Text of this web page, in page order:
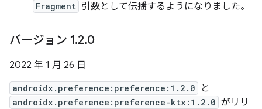
Fragment 引数として伝播するようになりました。
バージョン 1.2.0
2022 年 1 月 26 日
androidx.preference:preference:1.2.0 と
androidx.preference:preference-ktx:1.2.0 がリリ